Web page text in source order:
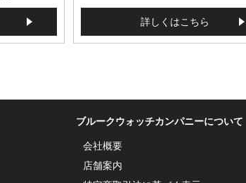
詳しくはこちら
ブルークウォッチカンパニーについて
会社概要
店舗案内